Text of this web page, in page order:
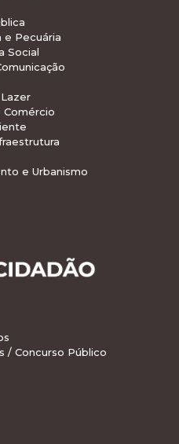
e Pecuária
Social
Comércio
e Urbanismo
/ Concurso Público